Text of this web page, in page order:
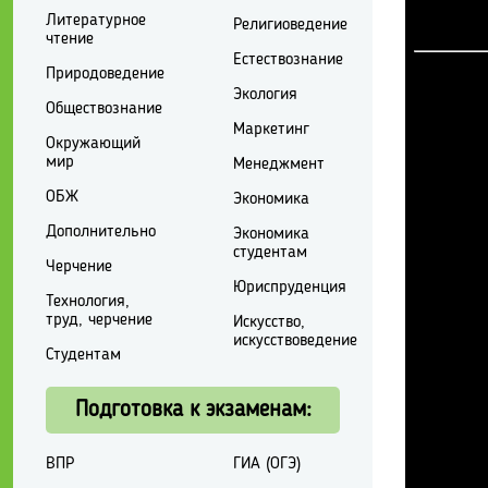
Литературное
чтение
Природоведение
Обществознание
Окружающий
мир
ОБЖ
Дополнительно
Черчение
Технология,
труд, черчение
Студентам
Религиоведение
Естествознание
Экология
Маркетинг
Менеджмент
Экономика
Экономика
студентам
Юриспруденция
Искусство,
искусствоведение
Подготовка к экзаменам:
ВПР
ГИА (ОГЭ)